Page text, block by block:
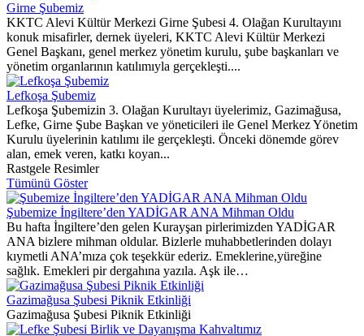
Girne Şubemiz
KKTC Alevi Kültür Merkezi Girne Şubesi 4. Olağan Kurultayını
konuk misafirler, dernek üyeleri, KKTC Alevi Kültür Merkezi
Genel Başkanı, genel merkez yönetim kurulu, şube başkanları ve
yönetim organlarının katılımıyla gerçekleşti....
Lefkoşa Şubemiz
Lefkoşa Şubemizin 3. Olağan Kurultayı üyelerimiz, Gazimağusa,
Lefke, Girne Şube Başkan ve yöneticileri ile Genel Merkez Yönetim
Kurulu üyelerinin katılımı ile gerçekleşti. Önceki dönemde görev
alan, emek veren, katkı koyan...
Rastgele Resimler
Tümünü Göster
Şubemize İngiltere’den YADİGAR ANA Mihman Oldu
Bu hafta İngiltere’den gelen Kurayşan pirlerimizden YADİGAR
ANA bizlere mihman oldular. Bizlerle muhabbetlerinden dolayı
kıymetli ANA’mıza çok teşekkür ederiz. Emeklerine,yüreğine
sağlık. Emekleri pir dergahına yazıla. Aşk ile…
Gazimağusa Şubesi Piknik Etkinliği
Gazimağusa Şubesi Piknik Etkinliği